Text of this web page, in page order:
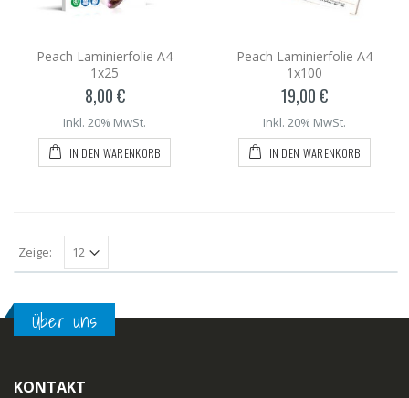
Peach Laminierfolie A4
1x25
8,00 €
Inkl. 20% MwSt.
IN DEN WARENKORB
Peach Laminierfolie A4
1x100
19,00 €
Inkl. 20% MwSt.
IN DEN WARENKORB
Zeige:
Über uns
KONTAKT